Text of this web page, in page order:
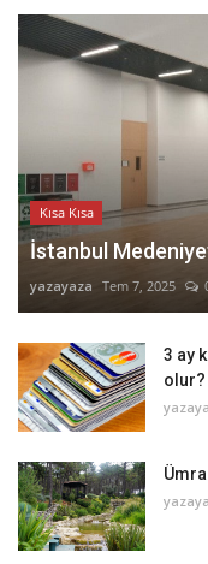
Kısa Kısa
İstanbul
yazayaza Tem 7, 2025
3 ay
olur?